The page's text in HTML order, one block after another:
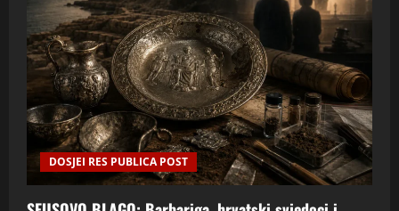
DOSJEI RES PUBLICA POST